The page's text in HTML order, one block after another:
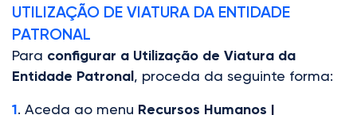
UTILIZAÇÃO DE VIATURA DA ENTIDADE
PATRONAL
Para configurar a Utilização de Viatura da
Entidade Patronal, proceda da seguinte forma:
1. Aceda ao menu Recursos Humanos |